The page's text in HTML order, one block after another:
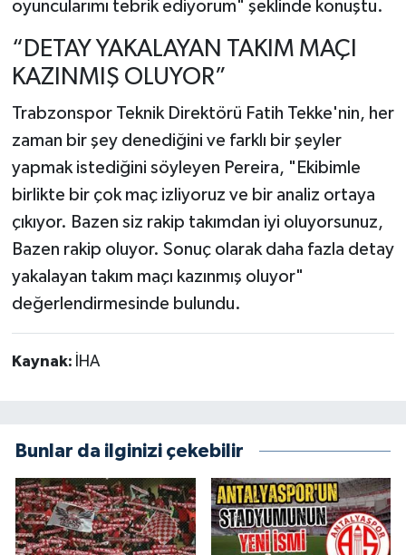
oyuncularımı tebrik ediyorum" şeklinde konuştu.
“DETAY YAKALAYAN TAKIM MAÇI
KAZINMIŞ OLUYOR”
Trabzonspor Teknik Direktörü Fatih Tekke'nin, her
zaman bir şey denediğini ve farklı bir şeyler
yapmak istediğini söyleyen Pereira, "Ekibimle
birlikte bir çok maç izliyoruz ve bir analiz ortaya
çıkıyor. Bazen siz rakip takımdan iyi oluyorsunuz,
Bazen rakip oluyor. Sonuç olarak daha fazla detay
yakalayan takım maçı kazınmış oluyor"
değerlendirmesinde bulundu.
Kaynak: İHA
Bunlar da ilginizi çekebilir